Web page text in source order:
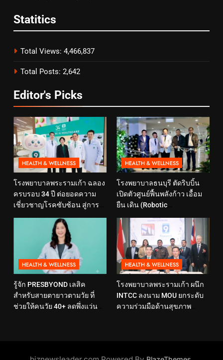
Statitics
Total Views: 4,466,837
Total Posts: 2,642
Editor's Picks
HEALTH & WELLNESS
โรงพยาบาลพระรามเก้า ฉลอง
ครบรอบ 34 ปี ต่อยอดความ
เชี่ยวชาญโรคซับซ้อน สู่การ
ดูแลสุขภาพเชิงป้องกันที่ตอบ
โจทย์ไลฟ์สไตล์ ภายใต้แนวคิด
“SELF-CARE IS HEALTHCARE”
HEALTH & WELLNESS
โรงพยาบาลธนบุรี ตัดริบบิ้น
เปิดตัวศูนย์ฟื้นพลังก้าว เอื้อม
ยืน เดิน (Robotic
Rehabilitation Center) นำ
เทคโนโลยีสุดล้ำ หุ่นยนต์ฝึก
เดิน มาเพิ่มประสิทธิภาพ
HEALTH & WELLNESS
รู้จัก PRESBYOND เลสิค
สำหรับสายตายาวตามวัย ที่
ช่วยให้คนวัย 40+ ลดพึ่งแว่น
HEALTH & WELLNESS
โรงพยาบาลพระรามเก้า ผนึก
INTCC ลงนาม MOU ยกระดับ
ความร่วมมือด้านสุขภาพ